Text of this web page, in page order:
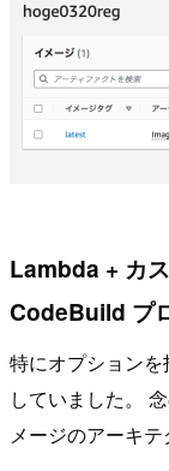
Lambda + カ
CodeBuild プ
特にオプション
していました。
メージのアーキテ